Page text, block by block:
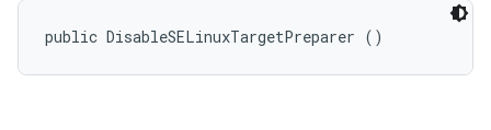
public DisableSELinuxTargetPreparer ()